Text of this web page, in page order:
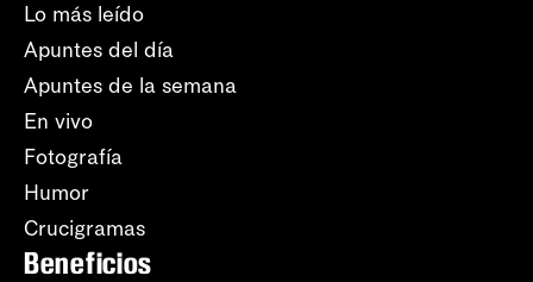
Lo más leído
Apuntes del día
Apuntes de la semana
En vivo
Fotografía
Humor
Crucigramas
Beneficios